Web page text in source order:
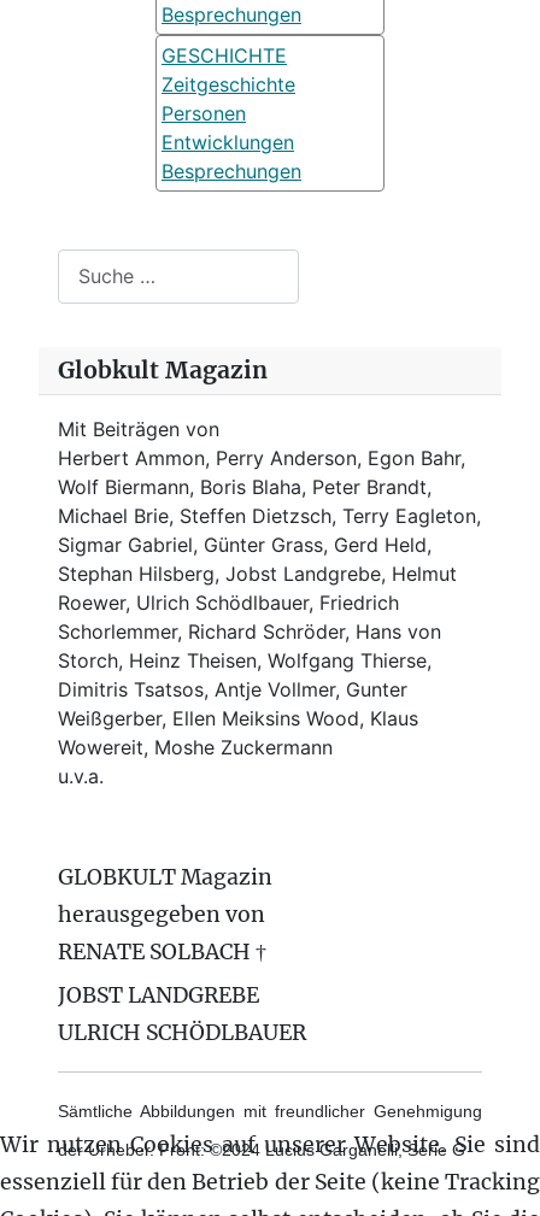
Besprechungen
GESCHICHTE
Zeitgeschichte
Personen
Entwicklungen
Besprechungen
Globkult Magazin
Mit Beiträgen von
Herbert Ammon, Perry Anderson, Egon Bahr,
Wolf Biermann, Boris Blaha, Peter Brandt,
Michael Brie, Steffen Dietzsch, Terry Eagleton,
Sigmar Gabriel, Günter Grass, Gerd Held,
Stephan Hilsberg, Jobst Landgrebe, Helmut
Roewer, Ulrich Schödlbauer, Friedrich
Schorlemmer, Richard Schröder, Hans von
Storch, Heinz Theisen, Wolfgang Thierse,
Dimitris Tsatsos, Antje Vollmer, Gunter
Weißgerber, Ellen Meiksins Wood, Klaus
Wowereit, Moshe Zuckermann
u.v.a.
GLOBKULT Magazin
herausgegeben von
RENATE SOLBACH †
JOBST LANDGREBE
ULRICH SCHÖDLBAUER
Sämtliche Abbildungen mit freundlicher Genehmigung
der Urheber. Front: ©2024 Lucius Garganelli, Serie G
Wir nutzen Cookies auf unserer Website. Sie sind
essenziell für den Betrieb der Seite (keine Tracking